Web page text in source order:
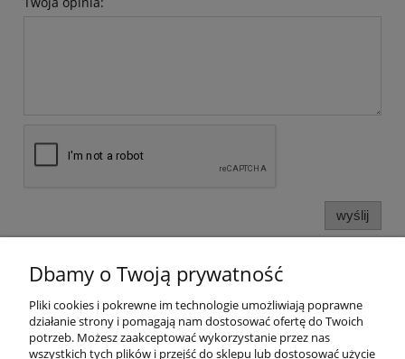
wyślij
Informacje o sklepie
Twoje konto
Dbamy o Twoją prywatność
Pliki cookies i pokrewne im technologie umożliwiają poprawne
działanie strony i pomagają nam dostosować ofertę do Twoich
potrzeb. Możesz zaakceptować wykorzystanie przez nas
wszystkich tych plików i przejść do sklepu lub dostosować użycie